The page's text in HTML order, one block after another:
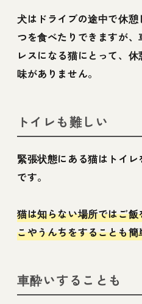
犬はドライブの途中で休
つを食べたりできますが
レスになる猫にとって、
味がありません。
トイレも難しい
緊張状態にある猫はトイ
です。
猫は知らない場所ではご
こやうんちをすることも簡
車酔いすることも